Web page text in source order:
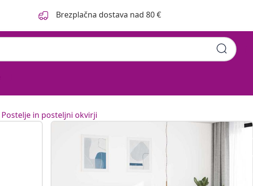
Brezplačna dostava nad 80 €
Postelje in posteljni okvirji